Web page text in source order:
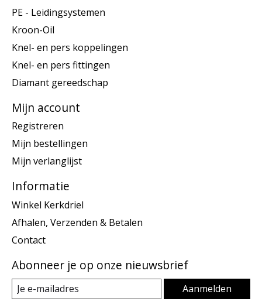
PE - Leidingsystemen
Kroon-Oil
Knel- en pers koppelingen
Knel- en pers fittingen
Diamant gereedschap
Mijn account
Registreren
Mijn bestellingen
Mijn verlanglijst
Informatie
Winkel Kerkdriel
Afhalen, Verzenden & Betalen
Contact
Abonneer je op onze nieuwsbrief
Aanmelden